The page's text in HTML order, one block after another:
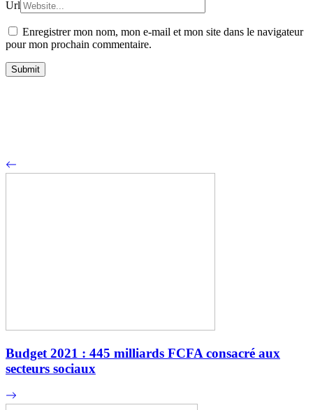
Url
Enregistrer mon nom, mon e-mail et mon site dans le navigateur
pour mon prochain commentaire.
Budget 2021 : 445 milliards FCFA consacré aux
secteurs sociaux